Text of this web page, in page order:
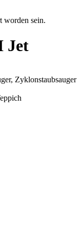
worden sein.
Jet
Zyklonstaubsauger